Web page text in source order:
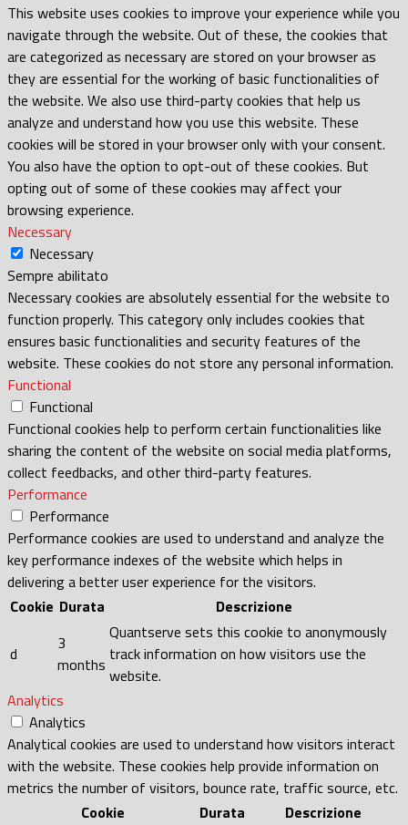
This website uses cookies to improve your experience while you
navigate through the website. Out of these, the cookies that
are categorized as necessary are stored on your browser as
they are essential for the working of basic functionalities of
the website. We also use third-party cookies that help us
analyze and understand how you use this website. These
cookies will be stored in your browser only with your consent.
You also have the option to opt-out of these cookies. But
opting out of some of these cookies may affect your
browsing experience.
Necessary
Necessary
Sempre abilitato
Necessary cookies are absolutely essential for the website to
function properly. This category only includes cookies that
ensures basic functionalities and security features of the
website. These cookies do not store any personal information.
Functional
Functional
Functional cookies help to perform certain functionalities like
sharing the content of the website on social media platforms,
collect feedbacks, and other third-party features.
Performance
Performance
Performance cookies are used to understand and analyze the
key performance indexes of the website which helps in
delivering a better user experience for the visitors.
Cookie Durata Descrizione
d
3
months
Quantserve sets this cookie to anonymously
track information on how visitors use the
website.
Analytics
Analytics
Analytical cookies are used to understand how visitors interact
with the website. These cookies help provide information on
metrics the number of visitors, bounce rate, traffic source, etc.
Cookie
Durata Descrizione